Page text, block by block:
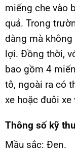
miếng che vào
quả. Trong
dàng mà
lợi. Đồng thời,
bao gồm 4
tô, ngoài ra có
xe hoặc đuôi
Thông số kỹ
Mầu sắc: Đen.